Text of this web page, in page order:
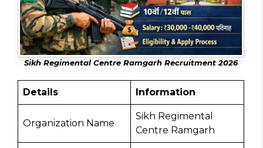
Sikh Regimental Centre Ramgarh Recruitment 2026
Details Information
Organization Name
Sikh Regimental
Centre Ramgarh